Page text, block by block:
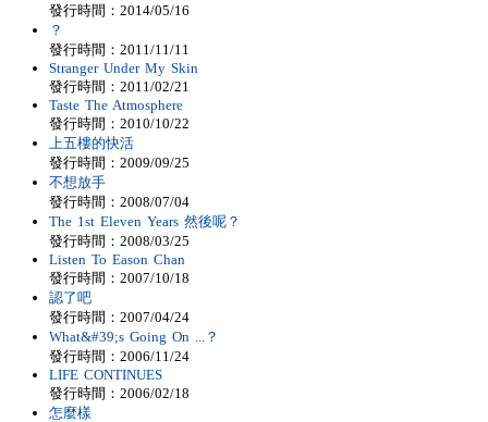
發行時間：2014/05/16
？
發行時間：2011/11/11
Stranger Under My Skin
發行時間：2011/02/21
Taste The Atmosphere
發行時間：2010/10/22
上五樓的快活
發行時間：2009/09/25
不想放手
發行時間：2008/07/04
The 1st Eleven Years 然後呢？
發行時間：2008/03/25
Listen To Eason Chan
發行時間：2007/10/18
認了吧
發行時間：2007/04/24
What&#39;s Going On ...？
發行時間：2006/11/24
LIFE CONTINUES
發行時間：2006/02/18
怎麼樣